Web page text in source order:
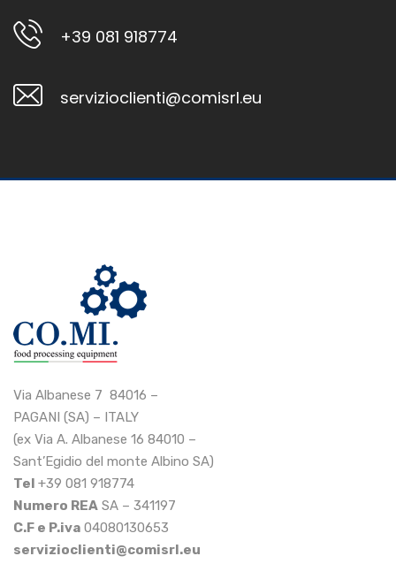
+39 081 918774
servizioclienti@comisrl.eu
Via Albanese 7 84016 –
PAGANI (SA) – ITALY
(ex Via A. Albanese 16 84010 –
Sant’Egidio del monte Albino SA)
Tel +39 081 918774
Numero REA SA – 341197
C.F e P.iva 04080130653
servizioclienti@comisrl.eu